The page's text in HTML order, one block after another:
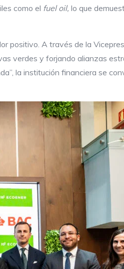
como el fueloil, lo que
positivo. A través de la
verdes y forjando alianzas
la institución financiera se